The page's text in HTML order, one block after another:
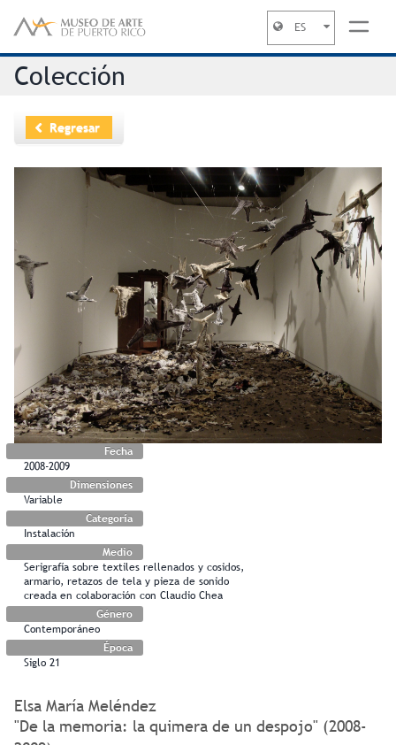
ES
Colección
Regresar
Fecha
2008-2009
Dimensiones
Variable
Categoría
Instalación
Medio
Serigrafía sobre textiles rellenados y cosidos,
armario, retazos de tela y pieza de sonido
creada en colaboración con Claudio Chea
Género
Contemporáneo
Época
Siglo 21
Elsa María Meléndez
"De la memoria: la quimera de un despojo" (2008-